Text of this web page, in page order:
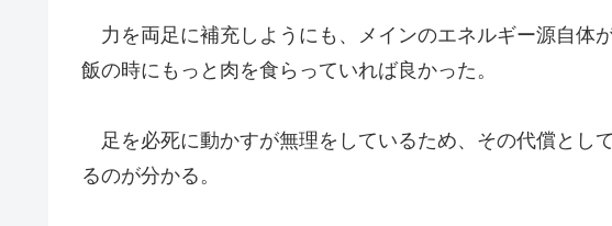
力を両足に補充しようにも、メインのエネルギー源自体
飯の時にもっと肉を食らっていれば良かった。
足を必死に動かすが無理をしているため、その代償とし
るのが分かる。